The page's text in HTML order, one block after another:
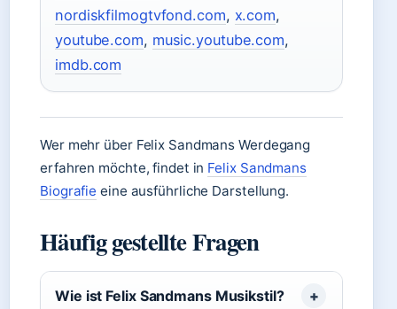
nordiskfilmogtvfond.com, x.com,
youtube.com, music.youtube.com,
imdb.com
Wer mehr über Felix Sandmans Werdegang
erfahren möchte, findet in Felix Sandmans
Biografie eine ausführliche Darstellung.
Häufig gestellte Fragen
Wie ist Felix Sandmans Musikstil?